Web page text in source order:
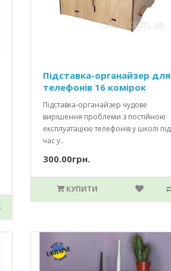
Підставка-органайзер для
телефонів 16 комірок
Підставка-органайзер чудове
вирішення проблеми з постійною
експлуатацією телефонів у школі під
час у..
300.00грн.
КУПИТИ